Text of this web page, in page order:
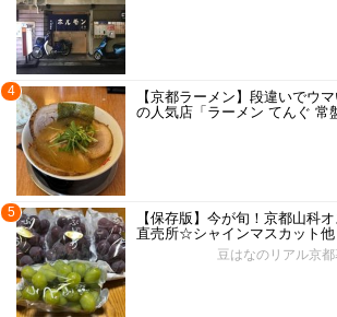
4
【京都ラーメン】段違いでウ
の人気店「ラーメン てんぐ 常
5
【保存版】今が旬！京都山科
直売所☆シャインマスカット他
豆はなのリアル京